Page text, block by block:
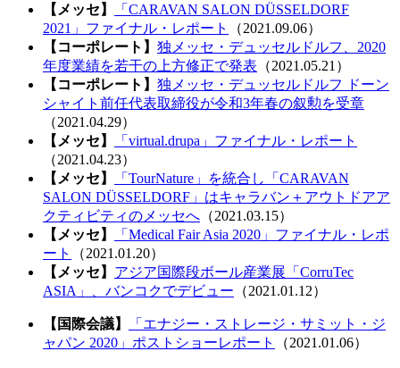
【メッセ】
「CARAVAN SALON DÜSSELDORF
2021」ファイナル・レポート
（2021.09.06）
【コーポレート】 独メッセ・デュッセルドルフ、2020
年度業績を若干の上方修正で発表 （2021.05.21）
【コーポレート】 独メッセ・デュッセルドルフ ドーン
シャイト前任代表取締役が令和3年春の叙勲を受章
（2021.04.29）
【メッセ】
「virtual.drupa」ファイナル・レポート
（2021.04.23）
【メッセ】
「TourNature」を統合し「CARAVAN
SALON DÜSSELDORF」はキャラバン＋アウトドアア
クティビティのメッセへ （2021.03.15）
【メッセ】
「Medical Fair Asia 2020」ファイナル・レポ
ート
（2021.01.20）
【メッセ】 アジア国際段ボール産業展「CorruTec
ASIA」、バンコクでデビュー （2021.01.12）
【国際会議】
「エナジー・ストレージ・サミット・ジ
ャパン 2020」ポストショーレポート
（2021.01.06）